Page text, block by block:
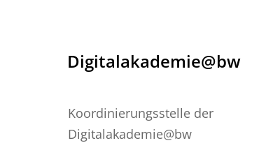
Digitalakademie@bw
Koordinierungsstelle der
Digitalakademie@bw